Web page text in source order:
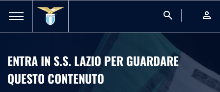
search person
ENTRA IN S.S. LAZIO PER GUARDARE
QUESTO CONTENUTO